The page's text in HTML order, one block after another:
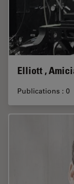
Elliott ,
Publications : 0